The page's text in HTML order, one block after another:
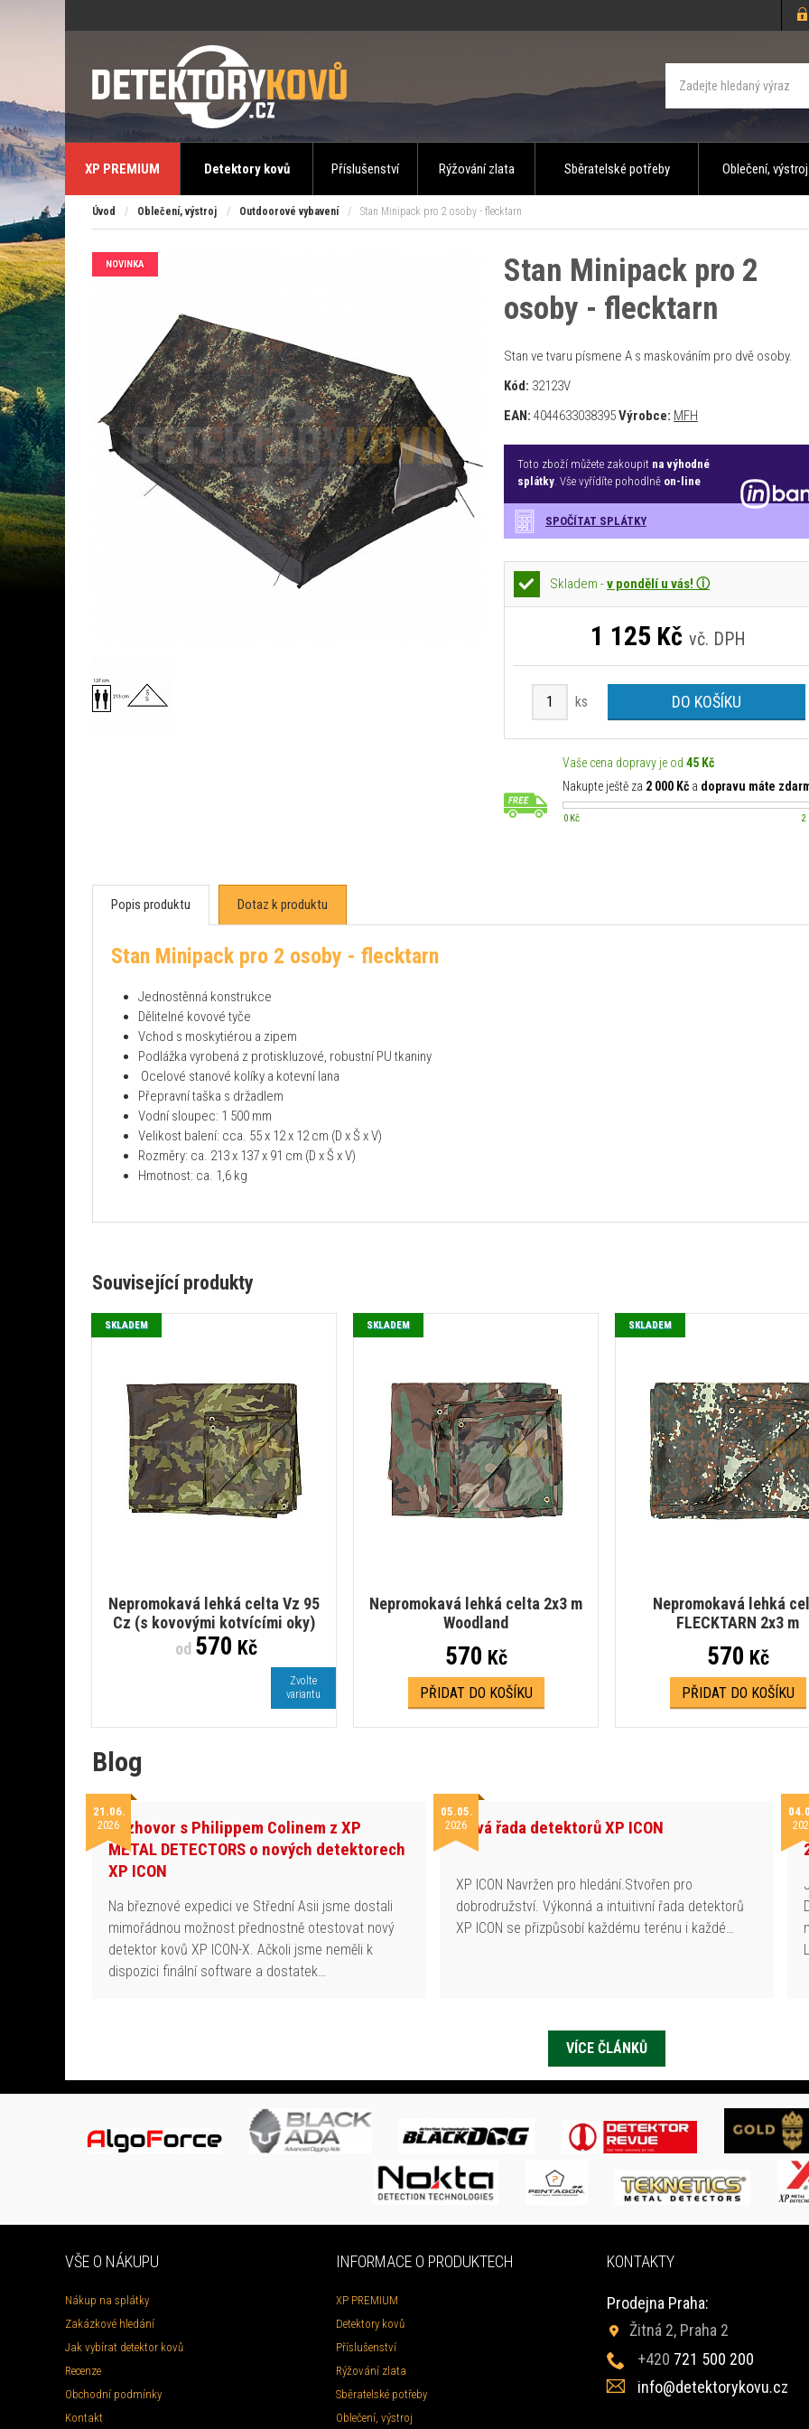
XP PREMIUM Detektory kovů Příslušenství Rýžování zlata Sběratelské potřeby Oblečení, výstroj
Úvod / Oblečení, výstroj / Outdoorové vybavení / Stan Minipack pro 2 osoby - flecktarn
NOVINKA
Stan Minipack pro 2
osoby - flecktarn
Stan ve tvaru písmene A s maskováním pro dvě osoby.
Kód: 32123V
EAN: 4044633038395Výrobce: MFH
Toto zboží můžete zakoupit na výhodné
splátky. Vše vyřídíte pohodlně on-line
SPOČÍTAT SPLÁTKY
Skladem -v pondělí u vás! ⓘ
1 125 Kč vč. DPH
ks DO KOŠÍKU
Vaše cena dopravy je od 45 Kč
Nakupte ještě za 2 000 Kča dopravu máte
0 Kč 2
Popis produktu Dotaz k produktu
Stan Minipack pro 2 osoby - flecktarn
Jednostěnná konstrukce
Dělitelné kovové tyče
Vchod s moskytiérou a zipem
Podlážka vyrobená z protiskluzové, robustní PU tkaniny
Ocelové stanové kolíky a kotevní lana
Přepravní taška s držadlem
Vodní sloupec: 1 500 mm
Velikost balení: cca. 55 x 12 x 12 cm (D x Š x V)
Rozměry: ca. 213 x 137 x 91 cm (D x Š x V)
Hmotnost: ca. 1,6 kg
Související produkty
Nepromokavá lehká celta Vz 95
Cz (s kovovými kotvícími oky)
SKLADEM
od570 Kč
Zvolte
variantu
Nepromokavá lehká celta 2x3 m
Woodland
SKLADEM
570 Kč
PŘIDAT DO KOŠÍKU
Nepromokavá lehká
FLECKTARN 2x3 m
SKLADEM
570 Kč
PŘIDAT DO KOŠÍKU
Blog
21.06.
2026Rozhovor s Philippem Colinem z XP
METAL DETECTORS o nových detektorech
XP ICON
Na březnové expedici ve Střední Asii jsme dostali
mimořádnou možnost přednostně otestovat nový
detektor kovů XP ICON-X. Ačkoli jsme neměli k
dispozici finální software a dostatek…
05.05.
2026Nová řada detektorů XP ICON
XP ICON Navržen pro hledání.Stvořen pro
dobrodružství. Výkonná a intuitivní řada detektorů
XP ICON se přizpůsobí každému terénu i každé…
VÍCE ČLÁNKŮ
KONTAKTY
Prodejna Praha:
Žitná 2, Praha 2
+420 721 500 200
info@detektorykovu.cz
VŠE O NÁKUPU
Nákup na splátky
Zakázkové hledání
Jak vybírat detektor kovů
Recenze
Obchodní podmínky
Kontakt
INFORMACE O PRODUKTECH
XP PREMIUM
Detektory kovů
Příslušenství
Rýžování zlata
Sběratelské potřeby
Oblečení, výstroj